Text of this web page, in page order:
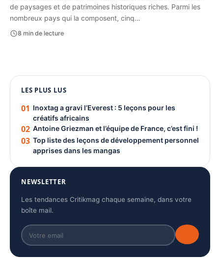
de paysages et de patrimoines historiques riches. Parmi les
nombreux pays qui la composent, cinq…
8 min de lecture
PUBLICITÉ
LES PLUS LUS
01 Inoxtag a gravi l’Everest : 5 leçons pour les
créatifs africains
02 Antoine Griezman et l’équipe de France, c’est fini !
03 Top liste des leçons de développement personnel
apprises dans les mangas
NEWSLETTER
Les tendances Critikmag chaque semaine, dans votre
boîte mail.